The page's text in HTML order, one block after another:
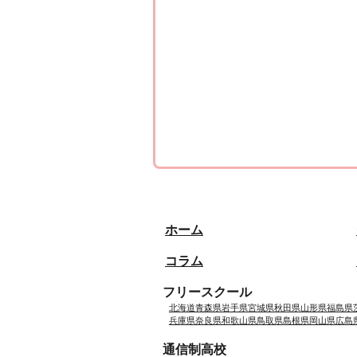
ホーム
コラム
フリースクール
北海道青森県岩手県宮城県秋田県山形県福島県
兵庫県奈良県和歌山県鳥取県島根県岡山県広島
通信制高校